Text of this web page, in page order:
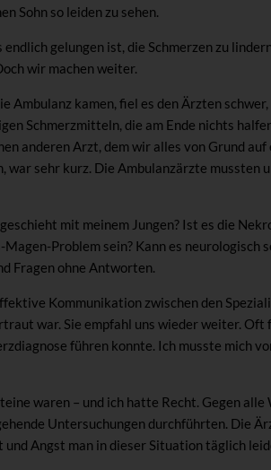
Sohn so leiden zu sehen.
gelungen ist, die Schmerzen zu
wir machen weiter.
Ambulanz kamen, fiel es den Ärzten
Schmerzmitteln, die am Ende nichts
anderen Arzt, dem wir alles von Grund
war sehr kurz. Die Ambulanzärzte mussten
mit meinem Jungen? Ist es die
Problem sein? Kann es neurologisch
Fragen ohne Antworten.
Kommunikation zwischen den
war. Sie empfahl uns wieder weiter. Oft
führen konnte. Ich musste mich
waren – und ich hatte Recht. Gegen
Untersuchungen durchführten. Die
Angst man in dieser Situation täglich